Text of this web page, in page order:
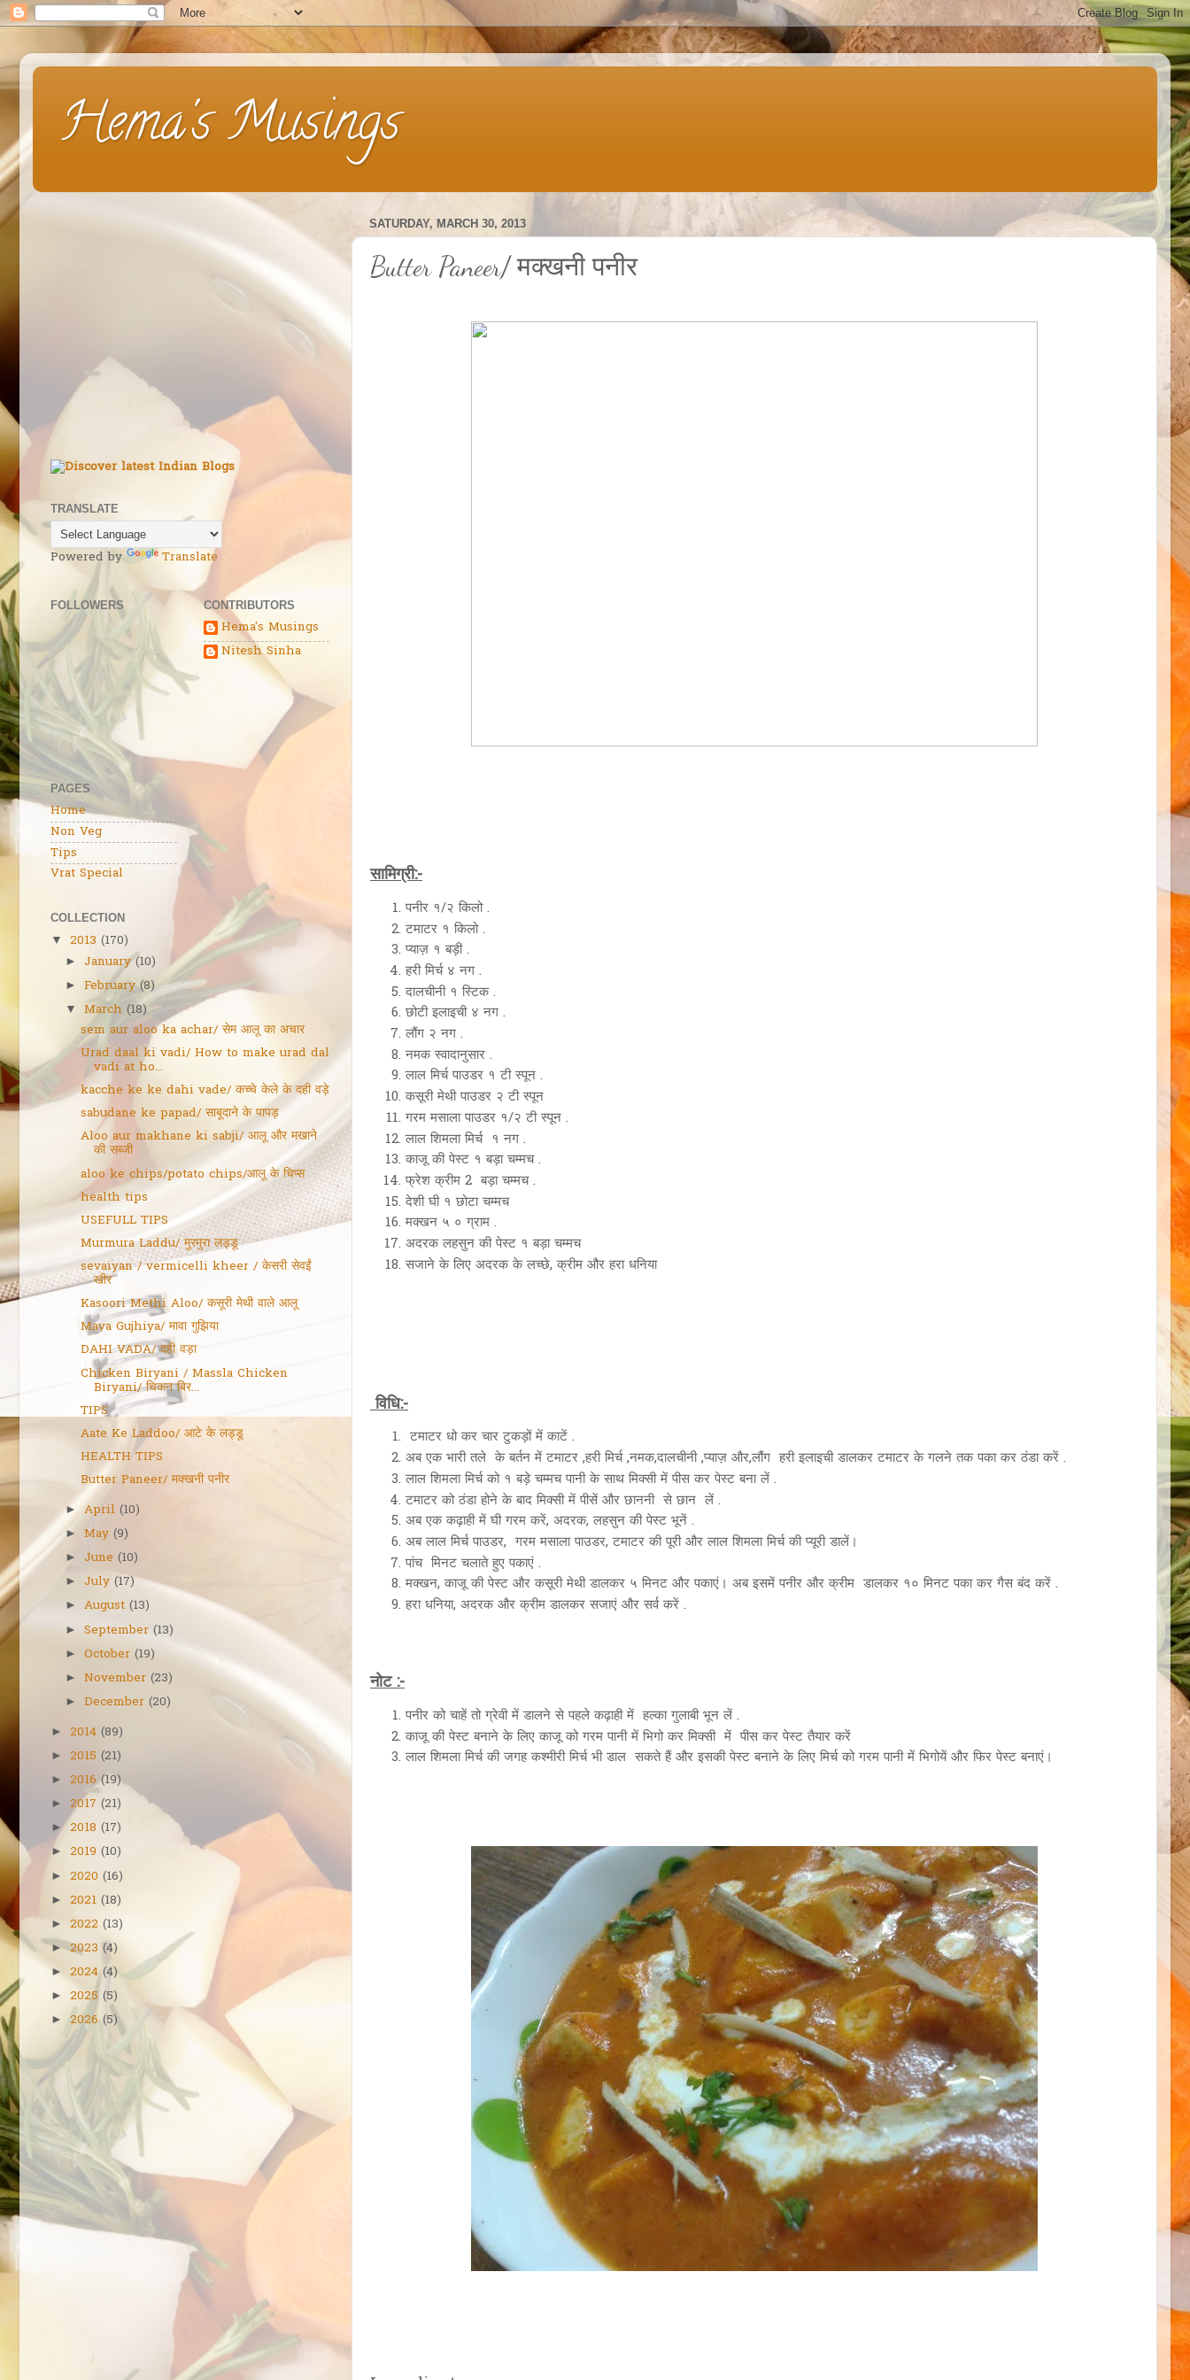
Hema's Musings
SATURDAY, MARCH 30, 2013
Butter Paneer/ मक्खनी पनीर
सामिग्री:-
पनीर १/२ किलो .
टमाटर १ किलो .
प्याज़ १ बड़ी .
हरी मिर्च ४ नग .
दालचीनी १ स्टिक .
छोटी इलाइची ४ नग .
लौंग २ नग .
नमक स्वादानुसार .
लाल मिर्च पाउडर १ टी स्पून .
कसूरी मेथी पाउडर २ टी स्पून
गरम मसाला पाउडर १/२ टी स्पून .
लाल शिमला मिर्च १ नग .
काजू की पेस्ट १ बड़ा चम्मच .
फ्रेश क्रीम 2 बड़ा चम्मच .
देशी घी १ छोटा चम्मच
मक्खन ५ ० ग्राम .
अदरक लहसुन की पेस्ट १ बड़ा चम्मच
सजाने के लिए अदरक के लच्छे, क्रीम और हरा धनिया
विधि:-
टमाटर धो कर चार टुकड़ों में काटें .
अब एक भारी तले के बर्तन में टमाटर ,हरी मिर्च ,नमक,दालचीनी ,प्याज़ और,लौंग हरी इलाइची डालकर टमाटर के गलने तक पका कर ठंडा करें .
लाल शिमला मिर्च को १ बड़े चम्मच पानी के साथ मिक्सी में पीस कर पेस्ट बना लें .
टमाटर को ठंडा होने के बाद मिक्सी में पीसें और छाननी से छान लें .
अब एक कढ़ाही में घी गरम करें, अदरक, लहसुन की पेस्ट भूनें .
अब लाल मिर्च पाउडर, गरम मसाला पाउडर, टमाटर की पूरी और लाल शिमला मिर्च की प्यूरी डालें।
पांच मिनट चलाते हुए पकाएं .
मक्खन, काजू की पेस्ट और कसूरी मेथी डालकर ५ मिनट और पकाएं। अब इसमें पनीर और क्रीम डालकर १० मिनट पका कर गैस बंद करें .
हरा धनिया, अदरक और क्रीम डालकर सजाएं और सर्व करें .
नोट :-
पनीर को चाहें तो ग्रेवी में डालने से पहले कढ़ाही में हल्का गुलाबी भून लें .
काजू की पेस्ट बनाने के लिए काजू को गरम पानी में भिगो कर मिक्सी में पीस कर पेस्ट तैयार करें
लाल शिमला मिर्च की जगह कश्मीरी मिर्च भी डाल सकते हैं और इसकी पेस्ट बनाने के लिए मिर्च को गरम पानी में भिगोयें और फिर पेस्ट बनाएं।
TRANSLATE
Powered by Translate
FOLLOWERS
PAGES
Home
Non Veg
Tips
Vrat Special
CONTRIBUTORS
Hema's Musings
Nitesh Sinha
COLLECTION
▼
2013 (170)
►January (10)
►February (8)
▼ March (18)
sem aur aloo ka achar/ सेम आलू का अचार
Urad daal ki vadi/ How to make urad dal
vadi at ho...
kacche ke ke dahi vade/ कच्चे केले के दही वड़े
sabudane ke papad/ साबूदाने के पापड़
Aloo aur makhane ki sabji/ आलू और मखाने
की सब्जी
aloo ke chips/potato chips/आलू के चिप्स
health tips
USEFULL TIPS
Murmura Laddu/ मुरमुरा लड्डू
sevaiyan / vermicelli kheer / केसरी सेवईं
खीर
Kasoori Methi Aloo/ कसूरी मेथी वाले आलू
Mava Gujhiya/ मावा गुझिया
DAHI VADA/ दही वड़ा
Chicken Biryani / Massla Chicken
Biryani/ चिकन बिर...
TIPS
Aate Ke Laddoo/ आटे के लड्डू
HEALTH TIPS
Butter Paneer/ मक्खनी पनीर
► April (10)
►May (9)
►June (10)
►July (17)
►August (13)
►September (13)
►October (19)
►November (23)
►December (20)
► 2014 (89)
► 2015 (21)
► 2016 (19)
► 2017 (21)
► 2018 (17)
► 2019 (10)
► 2020 (16)
► 2021 (18)
► 2022 (13)
► 2023 (4)
► 2024 (4)
► 2025 (5)
► 2026 (5)